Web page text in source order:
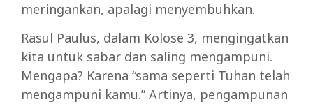
meringankan, apalagi menyembuhkan.
Rasul Paulus, dalam Kolose 3, mengingatkan
kita untuk sabar dan saling mengampuni.
Mengapa? Karena “sama seperti Tuhan telah
mengampuni kamu.” Artinya, pengampunan